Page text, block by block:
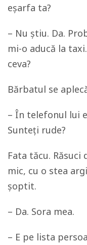
eșarfa ta?
– Nu știu. Da.
mi-o aducă la
ceva?
Bărbatul se
– În telefonul lui
Sunteți rude?
Fata tăcu.
mic, cu o stea
șoptit.
– Da. Sora mea.
– E pe lista